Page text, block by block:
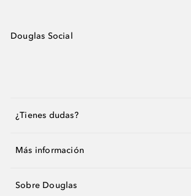
Douglas Social
¿Tienes dudas?
Más información
Sobre Douglas